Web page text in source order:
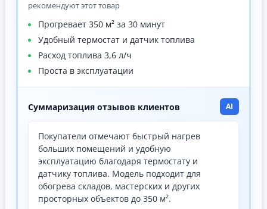
рекомендуют этот товар
Прогревает 350 м² за 30 минут
Удобный термостат и датчик топлива
Расход топлива 3,6 л/ч
Проста в эксплуатации
Суммаризация отзывов клиентов AI
Покупатели отмечают быстрый нагрев
больших помещений и удобную
эксплуатацию благодаря термостату и
датчику топлива. Модель подходит для
обогрева складов, мастерских и других
просторных объектов до 350 м².